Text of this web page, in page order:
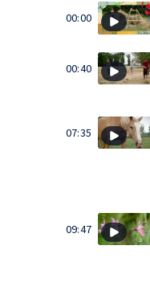
00:00
00:40
07:35
09:47